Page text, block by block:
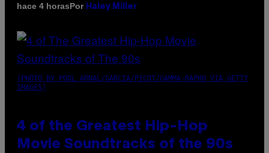
hace 4 horasPor Haley Miller
(PHOTO BY POOL ARNAL/GARCIA/PICOT/GAMMA-RAPHO VIA GETTY
IMAGES)
4 of the Greatest Hip-Hop
Movie Soundtracks of the 90s